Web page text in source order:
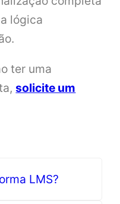
lógica
ter uma
solicite um
LMS?